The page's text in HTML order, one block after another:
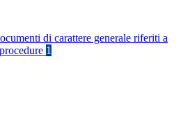
di carattere generale riferiti a
1